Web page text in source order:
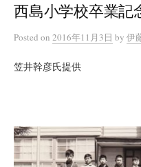
西島小学校卒業記
Posted on 2016年11月3日 by 伊
笠井幹彦氏提供